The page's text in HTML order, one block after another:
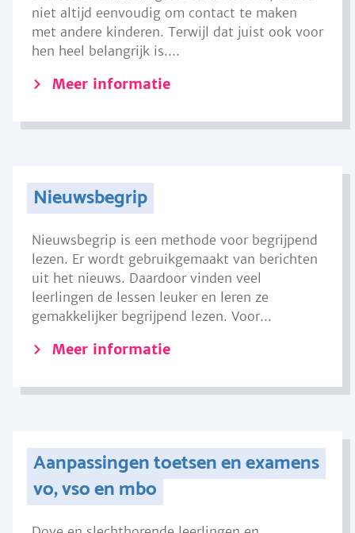
niet altijd eenvoudig om contact te maken
met andere kinderen. Terwijl dat juist ook voor
hen heel belangrijk is....
Meer informatie
Nieuwsbegrip
Nieuwsbegrip is een methode voor begrijpend
lezen. Er wordt gebruikgemaakt van berichten
uit het nieuws. Daardoor vinden veel
leerlingen de lessen leuker en leren ze
gemakkelijker begrijpend lezen. Voor...
Meer informatie
Aanpassingen toetsen en examens
vo, vso en mbo